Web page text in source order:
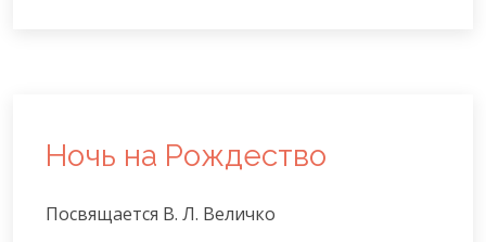
Ночь на Рождество
Посвящается В. Л. Величко